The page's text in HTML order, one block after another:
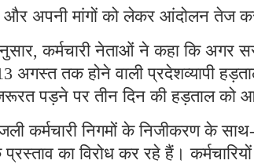
और अपनी मांगों को लेकर आंदोलन तेज
कर्मचारी नेताओं ने कहा कि अगर
अगस्त तक होने वाली प्रदेशव्यापी
पड़ने पर तीन दिन की हड़ताल को
कर्मचारी निगमों के निजीकरण के
का विरोध कर रहे हैं।